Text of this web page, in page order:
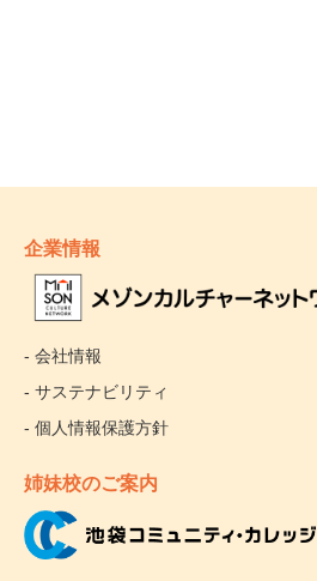
企業情報
- 会社情報
- サステナビリティ
- 個人情報保護方針
姉妹校のご案内